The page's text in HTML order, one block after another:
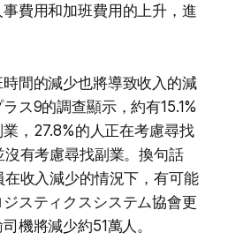
費用和加班費用的上升，進
間的減少也將導致收入的減
ス9的調查顯示，約有15.1%
，27.8%的人正在考慮尋找
有考慮尋找副業。換句話
收入減少的情況下，有可能
スティクスシステム協會更
機將減少約51萬人。